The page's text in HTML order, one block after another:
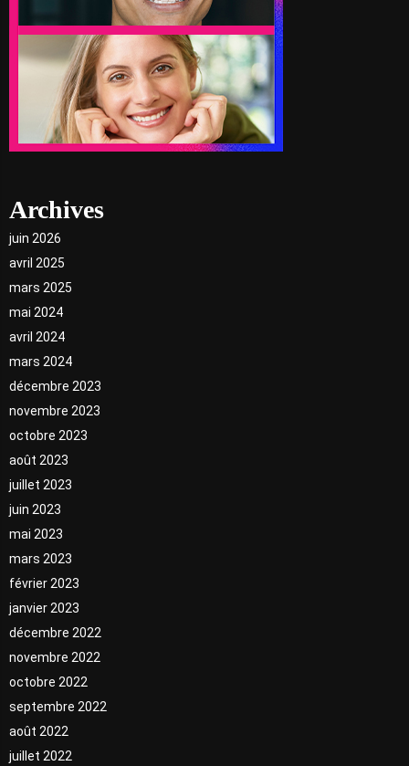
Archives
juin 2026
avril 2025
mars 2025
mai 2024
avril 2024
mars 2024
décembre 2023
novembre 2023
octobre 2023
août 2023
juillet 2023
juin 2023
mai 2023
mars 2023
février 2023
janvier 2023
décembre 2022
novembre 2022
octobre 2022
septembre 2022
août 2022
juillet 2022